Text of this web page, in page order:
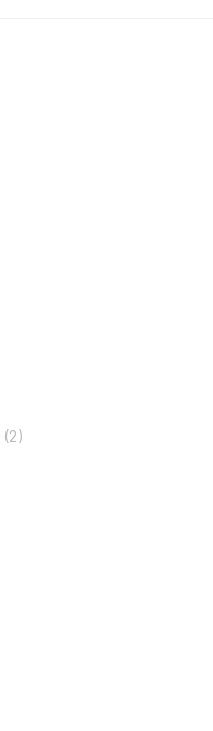
(2)